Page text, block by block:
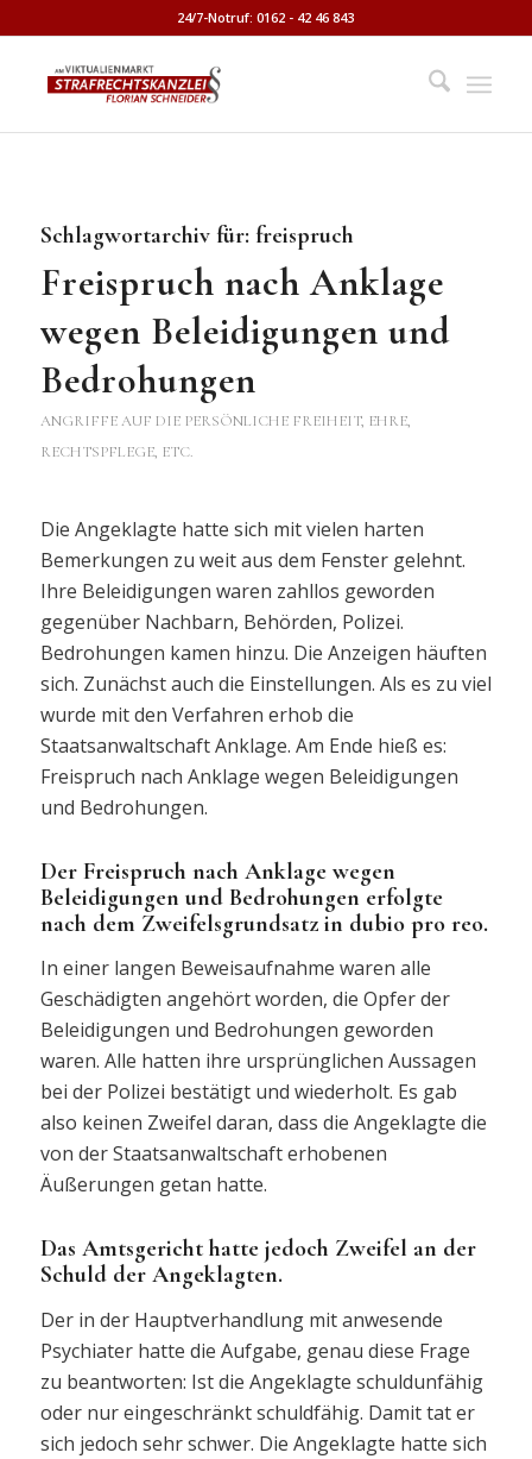
24/7-Notruf: 0162 - 42 46 843
Schlagwortarchiv für: freispruch
Freispruch nach Anklage
wegen Beleidigungen und
Bedrohungen
ANGRIFFE AUF DIE PERSÖNLICHE FREIHEIT, EHRE,
RECHTSPFLEGE, ETC.
Die Angeklagte hatte sich mit vielen harten
Bemerkungen zu weit aus dem Fenster gelehnt.
Ihre Beleidigungen waren zahllos geworden
gegenüber Nachbarn, Behörden, Polizei.
Bedrohungen kamen hinzu. Die Anzeigen häuften
sich. Zunächst auch die Einstellungen. Als es zu viel
wurde mit den Verfahren erhob die
Staatsanwaltschaft Anklage. Am Ende hieß es:
Freispruch nach Anklage wegen Beleidigungen
und Bedrohungen.
Der Freispruch nach Anklage wegen
Beleidigungen und Bedrohungen erfolgte
nach dem Zweifelsgrundsatz in dubio pro reo.
In einer langen Beweisaufnahme waren alle
Geschädigten angehört worden, die Opfer der
Beleidigungen und Bedrohungen geworden
waren. Alle hatten ihre ursprünglichen Aussagen
bei der Polizei bestätigt und wiederholt. Es gab
also keinen Zweifel daran, dass die Angeklagte die
von der Staatsanwaltschaft erhobenen
Äußerungen getan hatte.
Das Amtsgericht hatte jedoch Zweifel an der
Schuld der Angeklagten.
Der in der Hauptverhandlung mit anwesende
Psychiater hatte die Aufgabe, genau diese Frage
zu beantworten: Ist die Angeklagte schuldunfähig
oder nur eingeschränkt schuldfähig. Damit tat er
sich jedoch sehr schwer. Die Angeklagte hatte sich